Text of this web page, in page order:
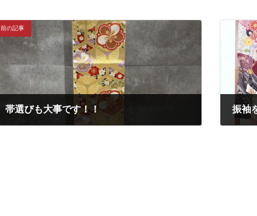
前の記事
帯選びも大事です！！ 振袖